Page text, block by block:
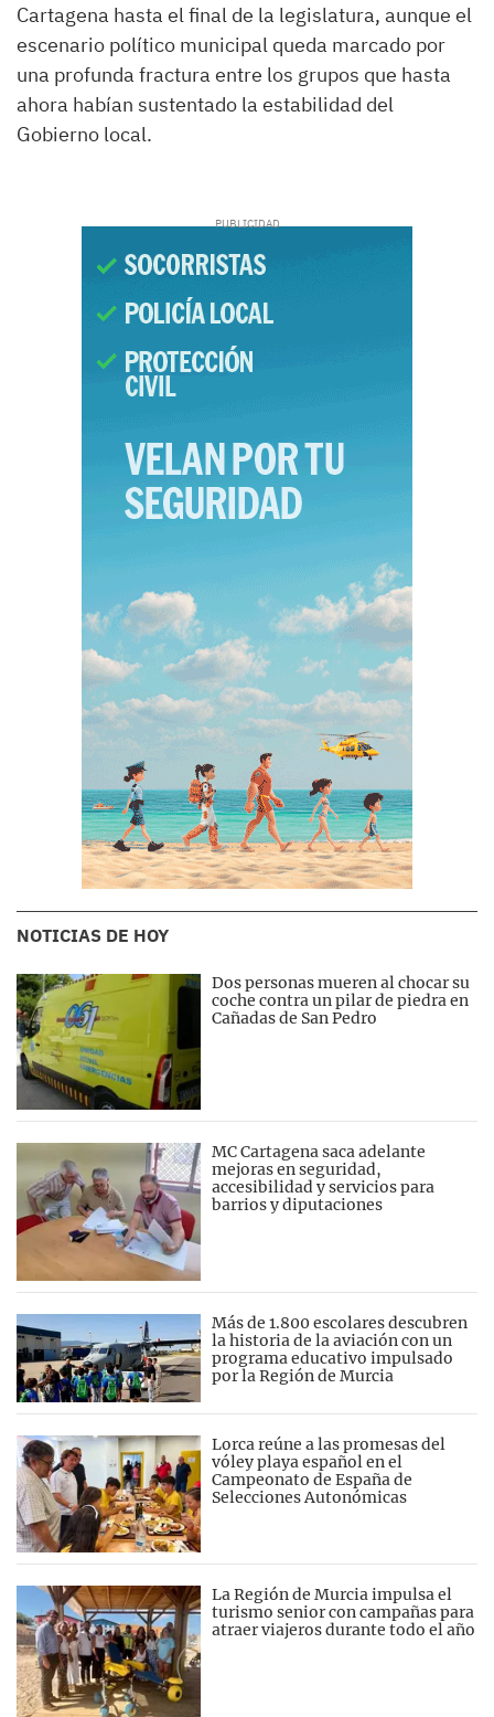
Cartagena hasta el final de la legislatura, aunque el
escenario político municipal queda marcado por
una profunda fractura entre los grupos que hasta
ahora habían sustentado la estabilidad del
Gobierno local.
NOTICIAS DE HOY
Dos personas mueren al chocar su
coche contra un pilar de piedra en
Cañadas de San Pedro
MC Cartagena saca adelante
mejoras en seguridad,
accesibilidad y servicios para
barrios y diputaciones
Más de 1.800 escolares descubren
la historia de la aviación con un
programa educativo impulsado
por la Región de Murcia
Lorca reúne a las promesas del
vóley playa español en el
Campeonato de España de
Selecciones Autonómicas
La Región de Murcia impulsa el
turismo senior con campañas para
atraer viajeros durante todo el año